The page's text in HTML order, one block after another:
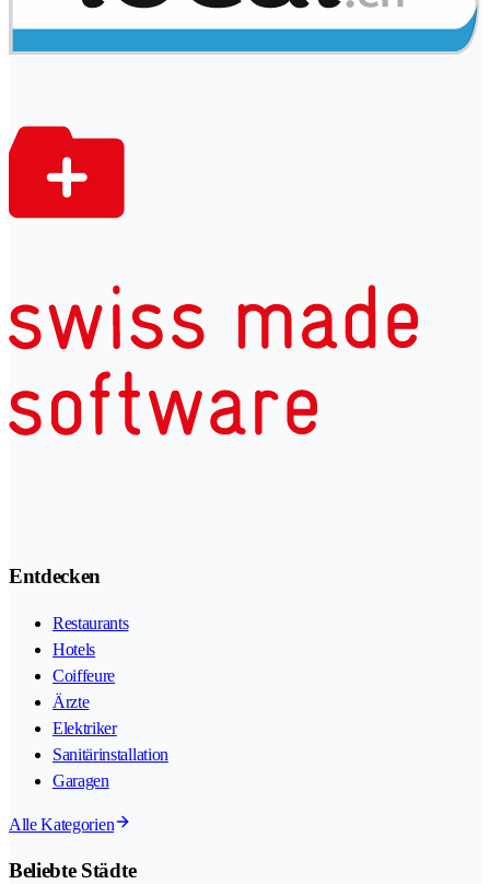
Entdecken
Restaurants
Hotels
Coiffeure
Ärzte
Elektriker
Sanitärinstallation
Garagen
Alle Kategorien
Beliebte Städte